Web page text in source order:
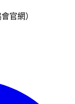
官網）